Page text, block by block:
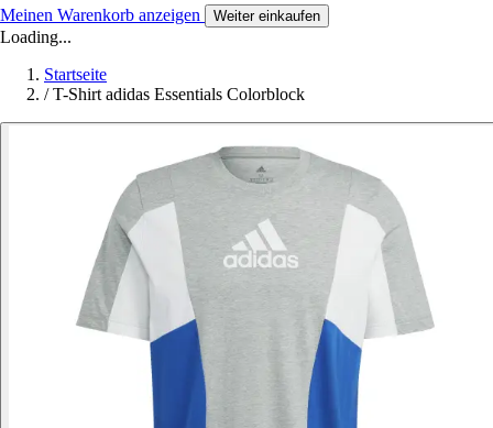
Meinen Warenkorb anzeigen Weiter einkaufen
Loading...
Startseite
/ T-Shirt adidas Essentials Colorblock